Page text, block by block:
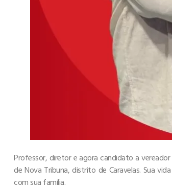
Professor, diretor e agora candidato a
de Nova Tribuna, distrito de Caravelas. Sua
com sua família.